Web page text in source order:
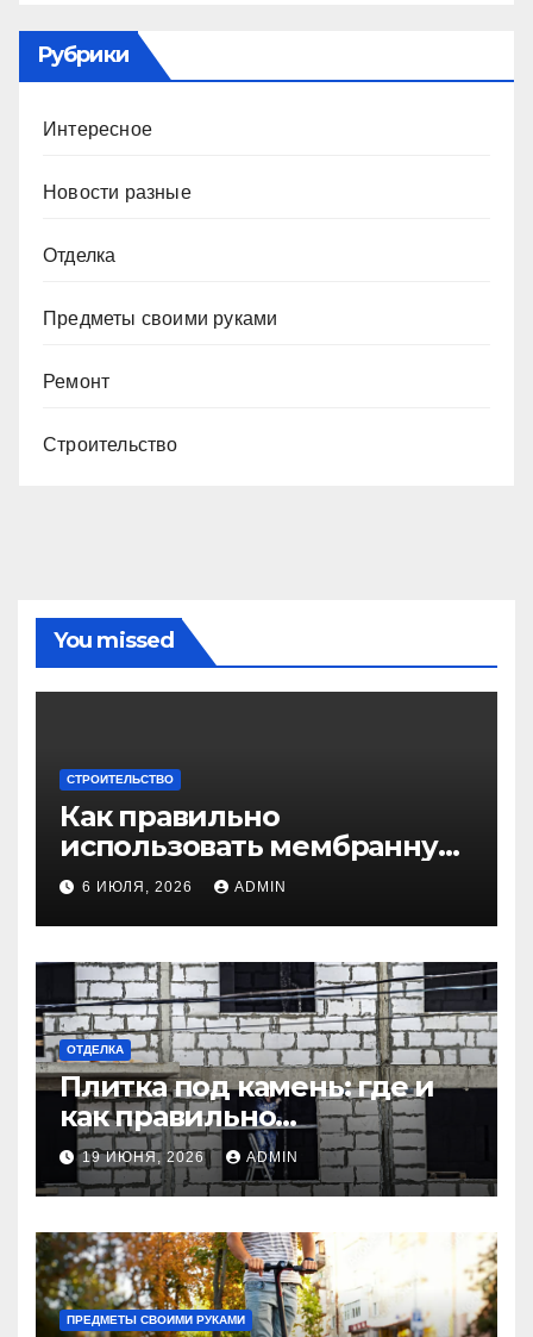
Рубрики
Интересное
Новости разные
Отделка
Предметы своими руками
Ремонт
Строительство
You missed
СТРОИТЕЛЬСТВО
Как правильно
использовать мембранную
плёнку для
гидроизоляции крыши
дома
6 ИЮЛЯ, 2026 ADMIN
ОТДЕЛКА
Плитка под камень: где и
как правильно
использовать в интерьере
комнаты?
19 ИЮНЯ, 2026 ADMIN
ПРЕДМЕТЫ СВОИМИ РУКАМИ